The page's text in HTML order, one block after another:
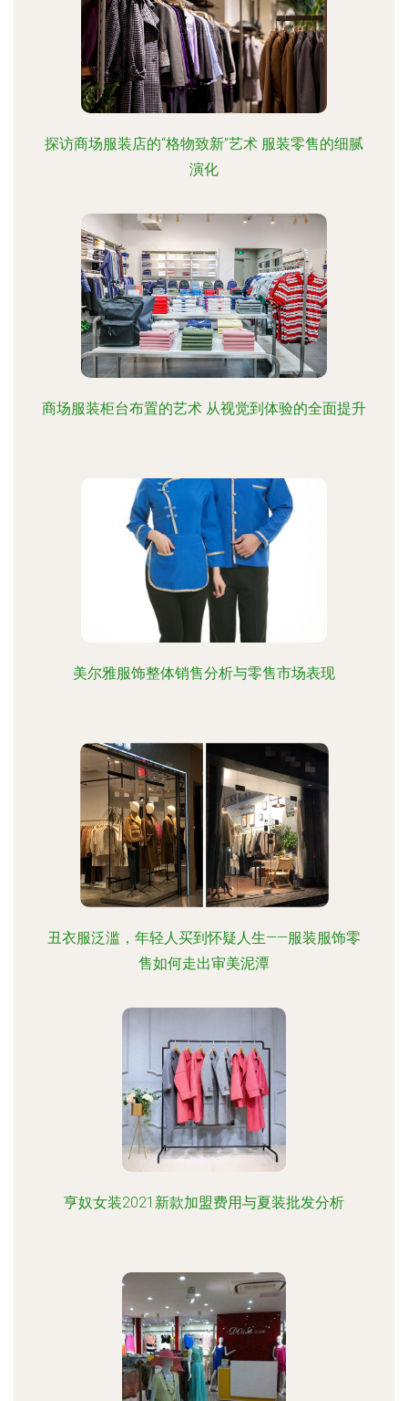
探访商场服装店的“格物致新”艺术 服装零售的细腻
演化
商场服装柜台布置的艺术 从视觉到体验的全面提升
美尔雅服饰整体销售分析与零售市场表现
丑衣服泛滥，年轻人买到怀疑人生——服装服饰零
售如何走出审美泥潭
亨奴女装2021新款加盟费用与夏装批发分析